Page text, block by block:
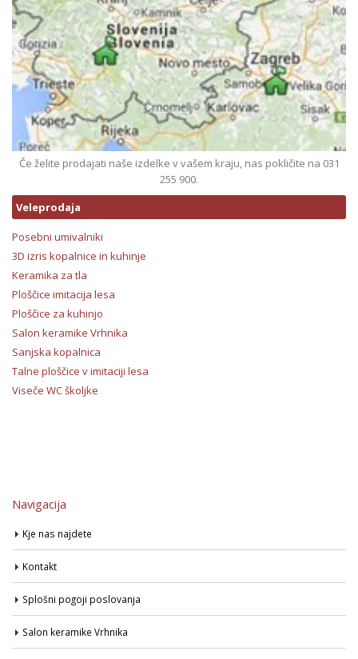
Če želite prodajati naše izdelke v vašem kraju, nas pokličite na 031
255 900.
Veleprodaja
Posebni umivalniki
3D izris kopalnice in kuhinje
Keramika za tla
Ploščice imitacija lesa
Ploščice za kuhinjo
Salon keramike Vrhnika
Sanjska kopalnica
Talne ploščice v imitaciji lesa
Viseče WC školjke
Navigacija
Kje nas najdete
Kontakt
Splošni pogoji poslovanja
Salon keramike Vrhnika